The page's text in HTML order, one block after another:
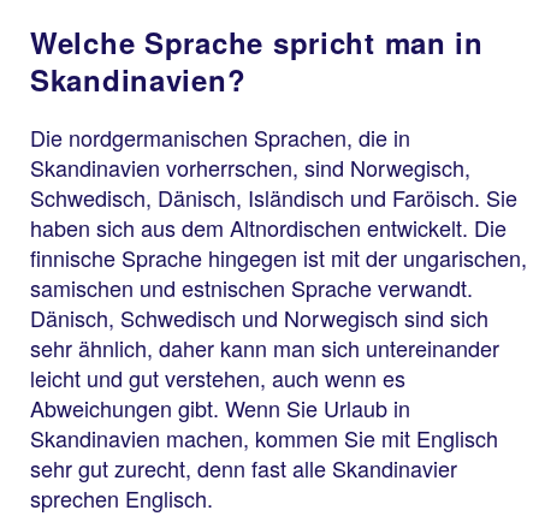
Welche Sprache spricht man in
Skandinavien?
Die nordgermanischen Sprachen, die in
Skandinavien vorherrschen, sind Norwegisch,
Schwedisch, Dänisch, Isländisch und Faröisch. Sie
haben sich aus dem Altnordischen entwickelt. Die
finnische Sprache hingegen ist mit der ungarischen,
samischen und estnischen Sprache verwandt.
Dänisch, Schwedisch und Norwegisch sind sich
sehr ähnlich, daher kann man sich untereinander
leicht und gut verstehen, auch wenn es
Abweichungen gibt. Wenn Sie Urlaub in
Skandinavien machen, kommen Sie mit Englisch
sehr gut zurecht, denn fast alle Skandinavier
sprechen Englisch.